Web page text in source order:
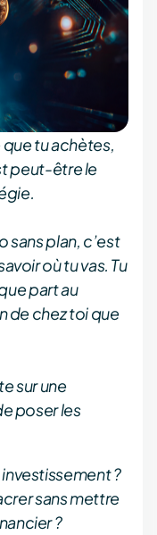
tu achètes,
peut-être le
sans plan, c’est
où tu vas. Tu
part au
de chez toi que
sur une
poser les
?
sans mettre
?